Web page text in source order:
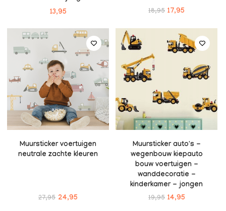
13,95
18,95 17,95
Muursticker voertuigen
neutrale zachte kleuren
27,95 24,95
Muursticker auto's -
wegenbouw kiepauto
bouw voertuigen -
wanddecoratie -
kinderkamer - jongen
19,95 14,95